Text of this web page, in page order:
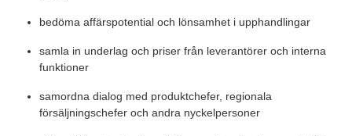
bedöma affärspotential och lönsamhet i upphandlingar
samla in underlag och priser från leverantörer och interna
funktioner
samordna dialog med produktchefer, regionala
försäljningschefer och andra nyckelpersoner